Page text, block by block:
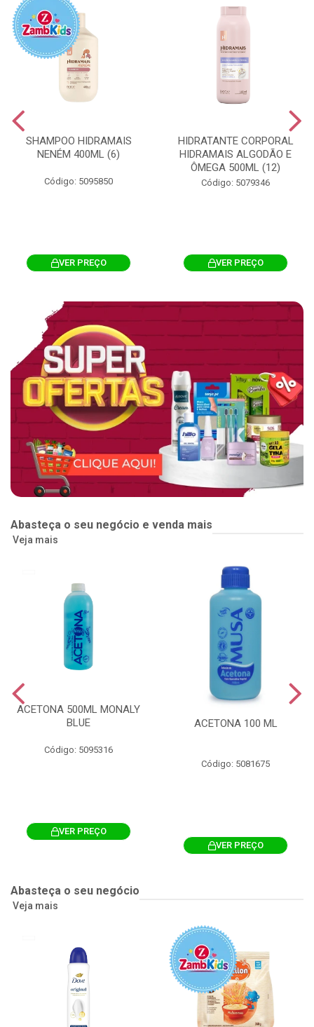
SHAMPOO HIDRAMAIS
NENÉM 400ML (6)
Código: 5095850
VER PREÇO
HIDRATANTE CORPORAL
HIDRAMAIS ALGODÃO E
ÔMEGA 500ML (12)
Código: 5079346
VER PREÇO
Abasteça o seu negócio e venda mais
Veja mais
ACETONA 500ML MONALY
BLUE
Código: 5095316
VER PREÇO
ACETONA 100 ML
Código: 5081675
VER PREÇO
Abasteça o seu negócio
Veja mais